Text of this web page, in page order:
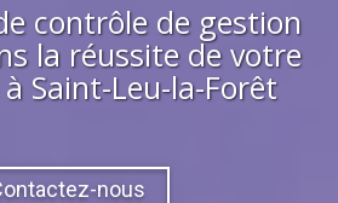
contrôle de gestion
la réussite de votre
Saint-Leu-la-Forêt
nous